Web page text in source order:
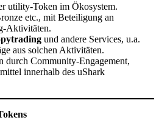
utility-Token im Ökosystem.
etc., mit Beteiligung an
Aktivitäten.
und andere Services, u.a.
aus solchen Aktivitäten.
durch Community-Engagement,
innerhalb des uShark